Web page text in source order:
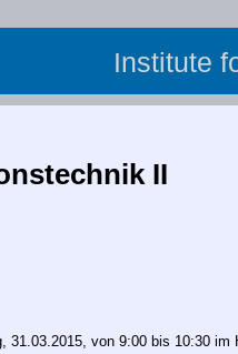
Institute
II
von 9:00 bis 10:30 im